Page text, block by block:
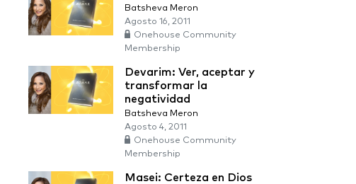
Batsheva Meron
Agosto 16, 2011
Onehouse Community
Membership
Devarim: Ver, aceptar y
transformar la
negatividad
Batsheva Meron
Agosto 4, 2011
Onehouse Community
Membership
Masei: Certeza en Dios